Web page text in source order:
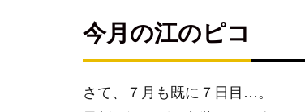
月
の
江
ピ
今月の江のピコ
さて、７月も既に７日目…。